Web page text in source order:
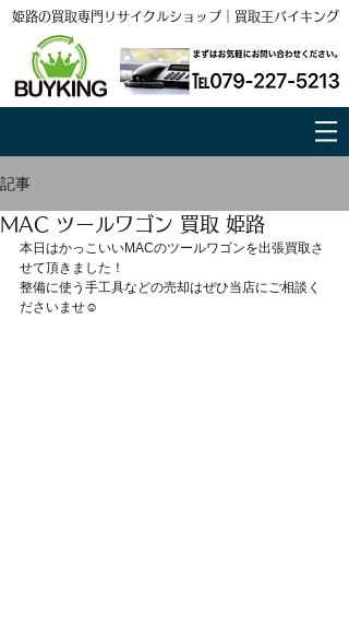
姫路の買取専門リサイクルショップ｜買取王バイキング
記事
MAC ツールワゴン 買取 姫路
本日はかっこいいMACのツールワゴンを出張買取さ
せて頂きました！
整備に使う手工具などの売却はぜひ当店にご相談く
ださいませ☺